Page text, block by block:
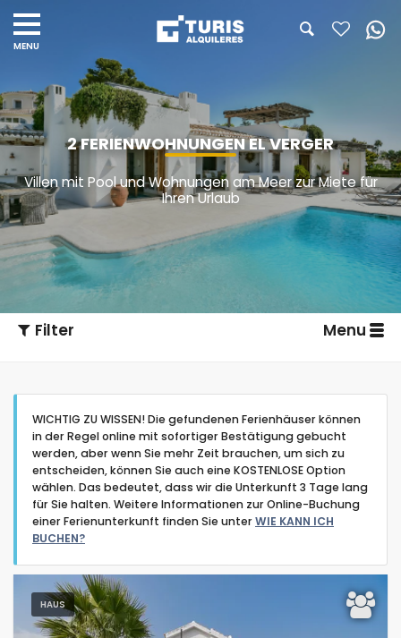
2 FERIENWOHNUNGEN EL VERGER
Villen mit Pool und Wohnungen am Meer zur Miete für
Ihren Urlaub
Filter Menu
Art der Unterkunft
Personen
Schlafzimmer
WICHTIG ZU WISSEN! Die gefundenen Ferienhäuser können
in der Regel online mit sofortiger Bestätigung gebucht
werden, aber wenn Sie mehr Zeit brauchen, um sich zu
entscheiden, können Sie auch eine KOSTENLOSE Option
wählen. Das bedeutet, dass wir die Unterkunft 3 Tage lang
für Sie halten. Weitere Informationen zur Online-Buchung
einer Ferienunterkunft finden Sie unterWIE KANN ICH
BUCHEN?
HAUS